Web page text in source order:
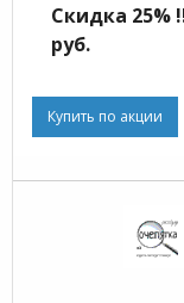
Скидка 25%
руб.
Купить по акции